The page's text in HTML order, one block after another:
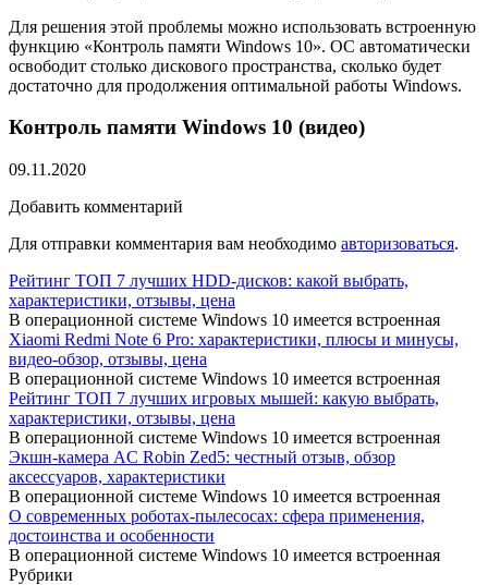
Для решения этой проблемы можно использовать встроенную
функцию «Контроль памяти Windows 10». ОС автоматически
освободит столько дискового пространства, сколько будет
достаточно для продолжения оптимальной работы Windows.
Контроль памяти Windows 10 (видео)
09.11.2020
Добавить комментарий
Для отправки комментария вам необходимо авторизоваться.
Рейтинг ТОП 7 лучших HDD-дисков: какой выбрать,
характеристики, отзывы, цена
В операционной системе Windows 10 имеется встроенная
Xiaomi Redmi Note 6 Pro: характеристики, плюсы и минусы,
видео-обзор, отзывы, цена
В операционной системе Windows 10 имеется встроенная
Рейтинг ТОП 7 лучших игровых мышей: какую выбрать,
характеристики, отзывы, цена
В операционной системе Windows 10 имеется встроенная
Экшн-камера AC Robin Zed5: честный отзыв, обзор
аксессуаров, характеристики
В операционной системе Windows 10 имеется встроенная
О современных роботах-пылесосах: сфера применения,
достоинства и особенности
В операционной системе Windows 10 имеется встроенная
Рубрики